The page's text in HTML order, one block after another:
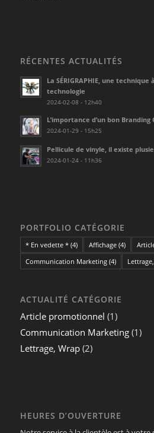
RÉCENTES ACTUALITÉS
La SÉRIGRAPHIE, une
technologie
2024-02-08 - 12h40
L’importance d’un bon
2024-01-29 - 15h25
Pellicule de vinyle, il existe
2024-01-24 - 11h36
PORTFOLIO CATÉGORIE
* En vedette *(4) Affichage(4)
Communication Marketing(4)
ACTUALITÉ CATÉGORIE
Article promotionnel (1)
Communication Marketing(1)
Lettrage, Wrap(2)
HEURES D’OUVERTURE